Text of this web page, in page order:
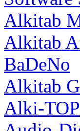
Alkitab
Alkitab
BaDeNo
Alkitab
Alki-TOP